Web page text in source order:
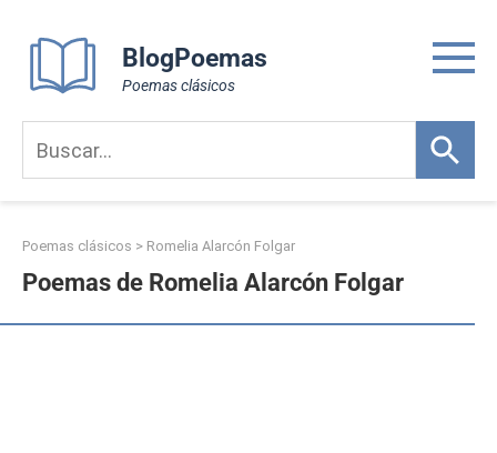
content
BlogPoemas
Poemas clásicos
Poemas clásicos > Romelia Alarcón Folgar
Poemas de Romelia Alarcón Folgar